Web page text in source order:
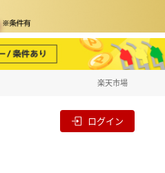
楽天市場
ログイン